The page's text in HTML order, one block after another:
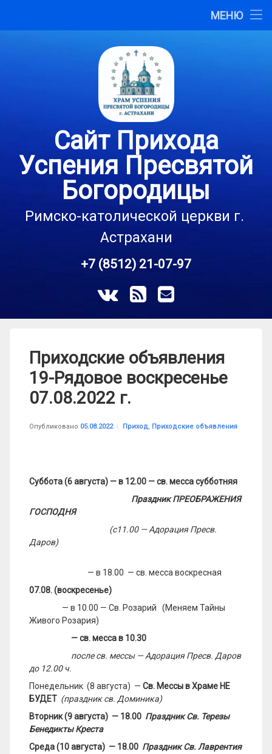
МЕНЮ
Сайт Прихода
Успения Пресвятой
Богородицы
Римско-католической церкви г.
Астрахани
+7 (8512) 21-07-97
ВКонтакте
RSS E-mail
Приходские объявления
19-Рядовое воскресенье
07.08.2022 г.
Опубликовано 05.08.2022
Обновлено на 16.03.2023
от astrkatolik
Рубрики:
Приход, Приходские объявления
Суббота (6 августа) — в 12.00 — св. месса субботняя
Праздник ПРЕОБРАЖЕНИЯ
ГОСПОДНЯ
(с11.00 — Адорация Пресв.
Даров)
— в 18.00 — св. месса воскресная
07.08. (воскресенье)
— в 10.00 — Св. Розарий (Меняем Тайны
Живого Розария)
— св. месса в 10.30
после св. мессы— Адорация Пресв. Даров
до 12.00 ч.
Понедельник (8 августа) — Св. Мессы в Храме НЕ
БУДЕТ (праздник св. Доминика)
Вторник (9 августа) — 18.00 Праздник Св. Терезы
Бенедикты Креста
Среда (10 августа) — 18.00 Праздник Св. Лаврентия